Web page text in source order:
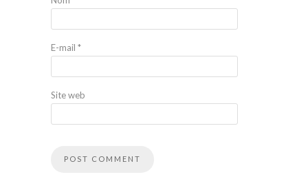
E-mail *
Site web